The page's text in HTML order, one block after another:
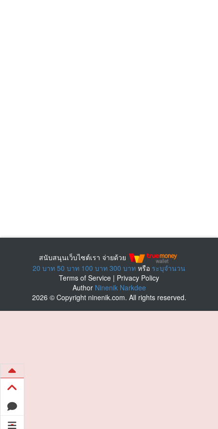
สนับสนุนเว็บไซต์เรา จ่ายด้วย
20 บาท 50 บาท 100 บาท 300 บาท หรือ ระบุจำนวน
Terms of Service | Privacy Policy
Author Ninenik Narkdee
2026 © Copyright ninenik.com. All rights reserved.